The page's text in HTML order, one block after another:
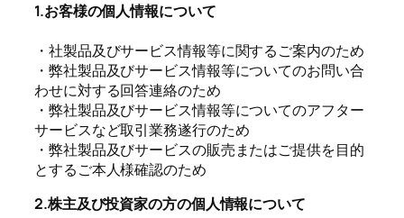
1.お客様の個人情報について
・社製品及びサービス情報等に関するご案内のため
・弊社製品及びサービス情報等についてのお問い合
わせに対する回答連絡のため
・弊社製品及びサービス情報等についてのアフター
サービスなど取引業務遂行のため
・弊社製品及びサービスの販売またはご提供を目的
とするご本人様確認のため
2.株主及び投資家の方の個人情報について